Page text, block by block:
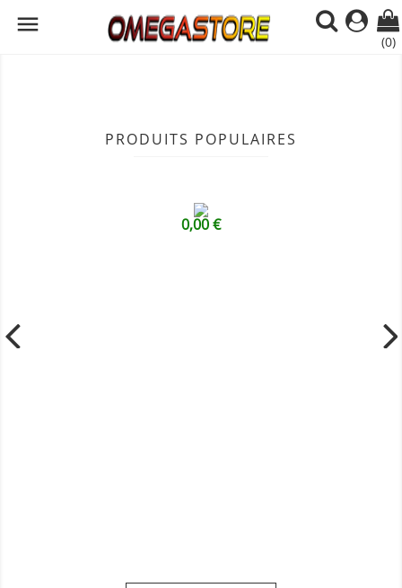

(0)
PRODUITS POPULAIRES
0,00 €